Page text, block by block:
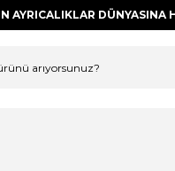
AYRICALIKLAR DÜNYASINA